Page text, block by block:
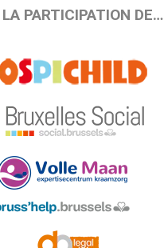
PARTICIPATION DE…